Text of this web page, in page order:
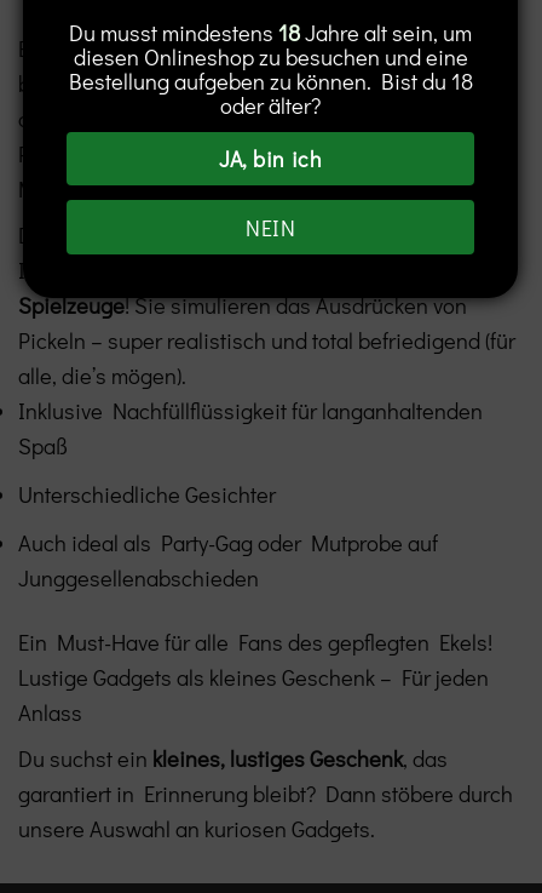
Egal ob im Büro oder zu Hause: Diese Artikel
bringen dich garantiert zum Schmunzeln und helfen
dir gleichzeitig, den Stresspegel zu senken.
Pickel-Popping-Spielzeug – Der virale Trend für
Mutige
Du kennst sie sicher schon von TikTok oder
Instagram: unsere
Spielzeuge! Sie simulieren das Ausdrücken von
Pickeln – super realistisch und total befriedigend (für
alle, die’s mögen).
Inklusive Nachfüllflüssigkeit für langanhaltenden
Spaß
Unterschiedliche Gesichter
Auch ideal als Party-Gag oder Mutprobe auf
Junggesellenabschieden
Ein Must-Have für alle Fans des gepflegten Ekels!
Lustige Gadgets als kleines Geschenk – Für jeden
Anlass
Du suchst ein kleines, lustiges Geschenk, das
garantiert in Erinnerung bleibt? Dann stöbere durch
unsere Auswahl an kuriosen Gadgets.
Du musst mindestens18Jahre alt sein, um
diesen Onlineshop zu besuchen und eine
Bestellung aufgeben zu können. Bist du 18
oder älter?
JA, bin ich
NEIN